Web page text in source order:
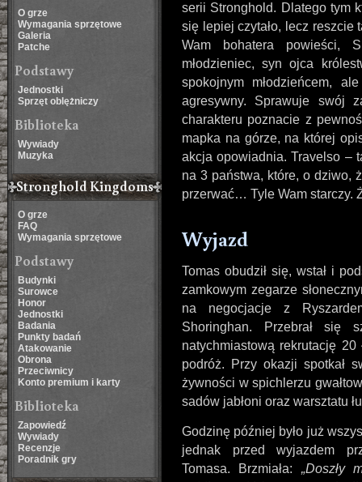
O grze
Wymagania sprzętowe
Galeria
Patche
Podstawy
Jednostki
Sprzęt oblężniczy
Biblioteka
Wywiady
Muzyka
Stronghold Kingdoms
O grze
FAQ
Wymagania sprzętowe
Podstawy
Budynki
Surowce
Honor
Jednostki
Badania
Punkty badań
Atakowanie
Obrona
Przeciwnicy
Konto premium i karty
Biblioteka
Zapowiedź
Wywiady
Recenzje
Poradnik gry
serii Stronghold. Dlatego tym
się lepiej czytało, lecz reszcie
Wam bohatera powieści,
młodzieniec, syn ojca
spokojnym młodzieńcem,
agresywny. Sprawuje swój
charakteru poznacie z
mapka na górze, na której
akcja opowiadnia. Travelso –
na 3 państwa, które, o dziwo,
przerwać… Tyle Wam starczy.
Wyjazd
Tomas obudził się, wstał i
zamkowym zegarze
na negocjacje z
Shoringhan. Przebrał się
natychmiastową rekrutację
podróż. Przy okazji spotkał
żywności w spichlerzu
sadów jabłoni oraz warsztatu
Godzinę później było już
jednak przed wyjazdem
Tomasa. Brzmiała:
Doszły